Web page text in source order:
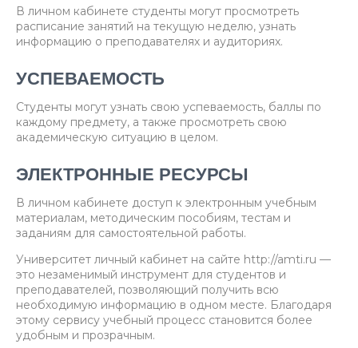
В личном кабинете студенты могут просмотреть
расписание занятий на текущую неделю, узнать
информацию о преподавателях и аудиториях.
УСПЕВАЕМОСТЬ
Студенты могут узнать свою успеваемость, баллы по
каждому предмету, а также просмотреть свою
академическую ситуацию в целом.
ЭЛЕКТРОННЫЕ РЕСУРСЫ
В личном кабинете доступ к электронным учебным
материалам, методическим пособиям, тестам и
заданиям для самостоятельной работы.
Университет личный кабинет на сайте http://amti.ru —
это незаменимый инструмент для студентов и
преподавателей, позволяющий получить всю
необходимую информацию в одном месте. Благодаря
этому сервису учебный процесс становится более
удобным и прозрачным.